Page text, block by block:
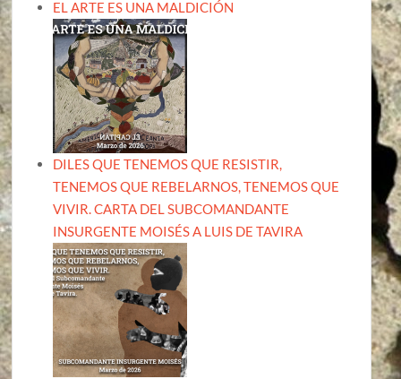
EL ARTE ES UNA MALDICIÓN
DILES QUE TENEMOS QUE RESISTIR,
TENEMOS QUE REBELARNOS, TENEMOS QUE
VIVIR. CARTA DEL SUBCOMANDANTE
INSURGENTE MOISÉS A LUIS DE TAVIRA